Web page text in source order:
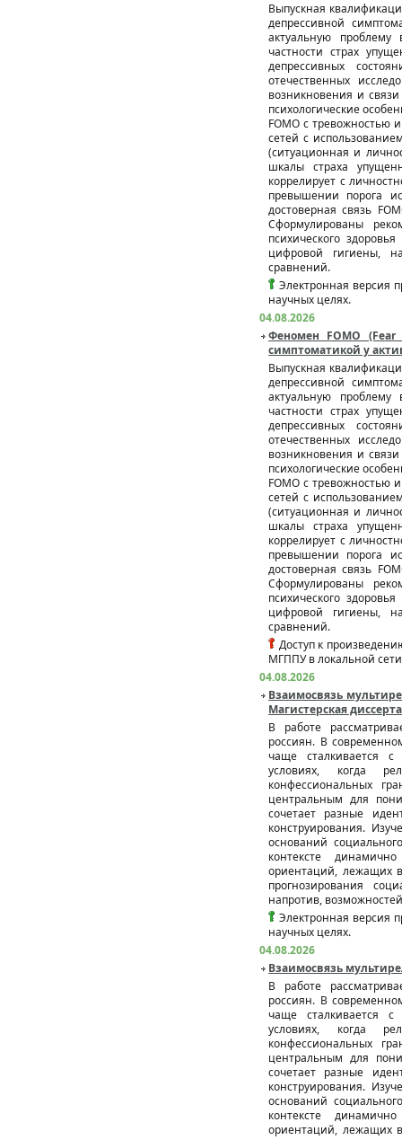
Выпускная
депрессивной
актуальную
частности страх
депрессивных
отечественных
возникновения и
психологические
FOMO с тревожностью
сетей с
(ситуационная и
шкалы страха
коррелирует с
превышении порога
достоверная связь
Сформулированы
психического
цифровой гигиены,
сравнений.
Электронная версия
научных целях.
04.08.2026
Феномен FOMO
симптоматикой у
Выпускная
депрессивной
актуальную
частности страх
депрессивных
отечественных
возникновения и
психологические
FOMO с тревожностью
сетей с
(ситуационная и
шкалы страха
коррелирует с
превышении порога
достоверная связь
Сформулированы
психического
цифровой гигиены,
сравнений.
Доступ к
МГППУ в локальной
04.08.2026
Взаимосвязь
Магистерская
В работе
россиян. В
чаще сталкивается с
условиях, когда
конфессиональных
центральным для
сочетает разные
конструирования.
оснований
контексте
ориентаций, лежащих
прогнозирования
напротив,
Электронная версия
научных целях.
04.08.2026
Взаимосвязь
В работе
россиян. В
чаще сталкивается с
условиях, когда
конфессиональных
центральным для
сочетает разные
конструирования.
оснований
контексте
ориентаций, лежащих